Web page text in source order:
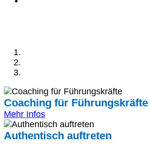
Coaching für Führungskräfte
Mehr Infos
Authentisch auftreten